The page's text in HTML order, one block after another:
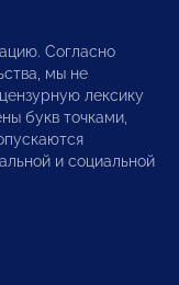
Согласно
мы не
лексику
букв точками,
и социальной